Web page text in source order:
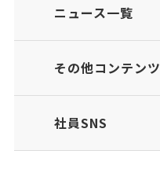
ニュース一覧
その他コンテンツ
社員SNS